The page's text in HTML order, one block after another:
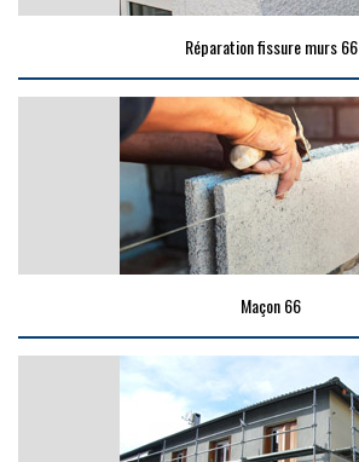
Réparation fissure murs 66
Maçon 66